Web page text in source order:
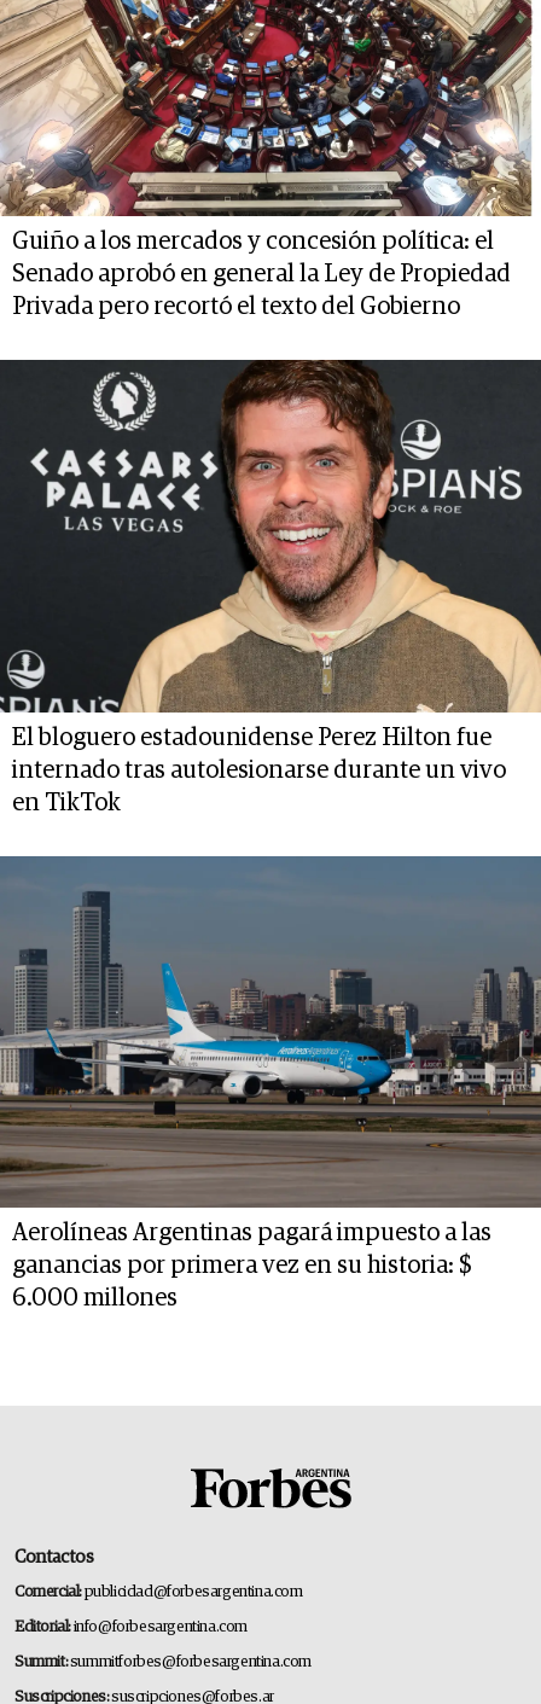
Guiño a los mercados y concesión política: el
Senado aprobó en general la Ley de Propiedad
Privada pero recortó el texto del Gobierno
El bloguero estadounidense Perez Hilton fue
internado tras autolesionarse durante un vivo
en TikTok
Aerolíneas Argentinas pagará impuesto a las
ganancias por primera vez en su historia: $
6.000 millones
Contactos
Comercial:publicidad@forbesargentina.com
Editorial:info@forbesargentina.com
Summit:summitforbes@forbesargentina.com
Suscripciones:suscripciones@forbes.ar